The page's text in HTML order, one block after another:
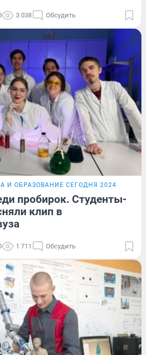
3 038 Обсудить
И ОБРАЗОВАНИЕ СЕГОДНЯ 2024
пробирок. Студенты-
клип в
1 711 Обсудить